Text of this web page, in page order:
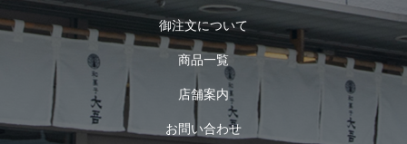
御注文について
商品一覧
店舗案内
お問い合わせ